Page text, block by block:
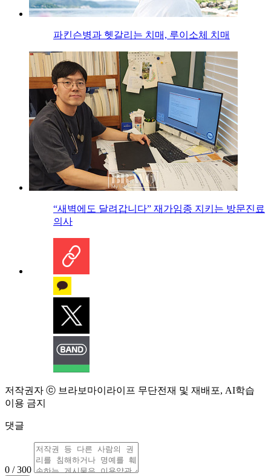
파킨슨병과 헷갈리는 치매, 루이소체 치매
“새벽에도 달려갑니다” 재가임종 지키는 방문진료
의사
저작권자 ⓒ 브라보마이라이프 무단전재 및 재배포, AI학습
이용 금지
댓글
0 / 300